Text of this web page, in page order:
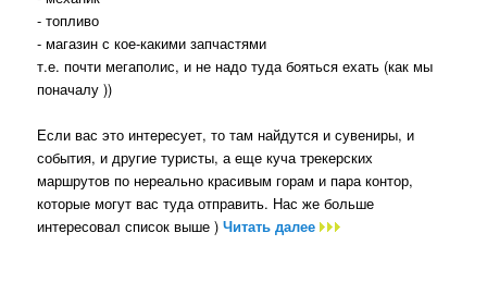
- топливо
- магазин с кое-какими запчастями
т.е. почти мегаполис, и не надо туда бояться ехать (как мы
поначалу ))
Если вас это интересует, то там найдутся и сувениры, и
события, и другие туристы, а еще куча трекерских
маршрутов по нереально красивым горам и пара контор,
которые могут вас туда отправить. Нас же больше
интересовал список выше )Читать далее